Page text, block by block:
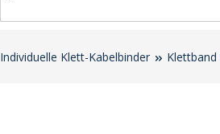
Individuelle Klett-Kabelbinder